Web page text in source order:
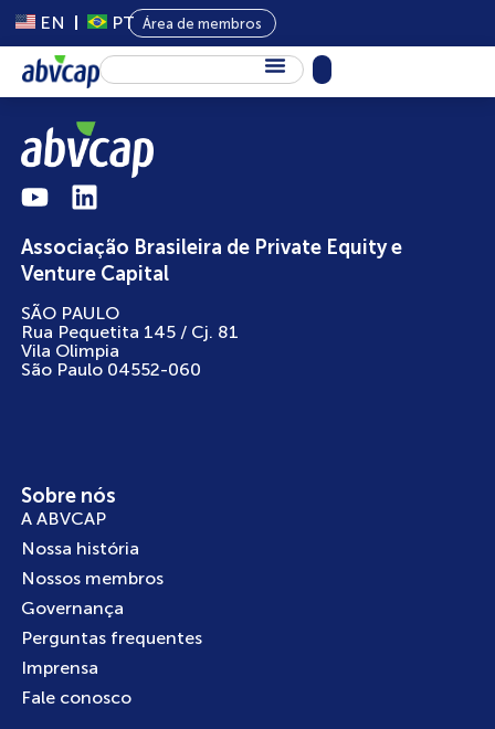
EN PT Área de membros
Sobre Nós
Capital Privado
Programas
Conteúdo
Eventos
Notícias
Associação Brasileira de Private Equity e
Venture Capital
SÃO PAULO
Rua Pequetita 145 / Cj. 81
Vila Olimpia
São Paulo 04552-060
Sobre nós
A ABVCAP
Nossa história
Nossos membros
Governança
Perguntas frequentes
Imprensa
Fale conosco